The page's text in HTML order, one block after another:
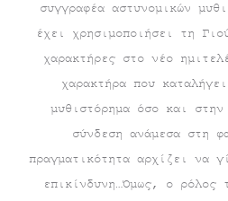
συγγραφέα αστυνομικών
έχει χρησιμοποιήσει τη
χαρακτήρες στο νέο
χαρακτήρα που
μυθιστόρημα όσο και
σύνδεση ανάμεσα στη
πραγματικότητα αρχίζει να
επικίνδυνη…Όμως, ο ρόλος